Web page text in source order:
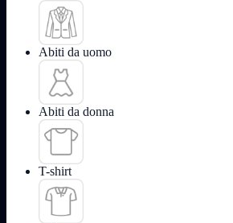
Abiti da uomo
Abiti da donna
T-shirt